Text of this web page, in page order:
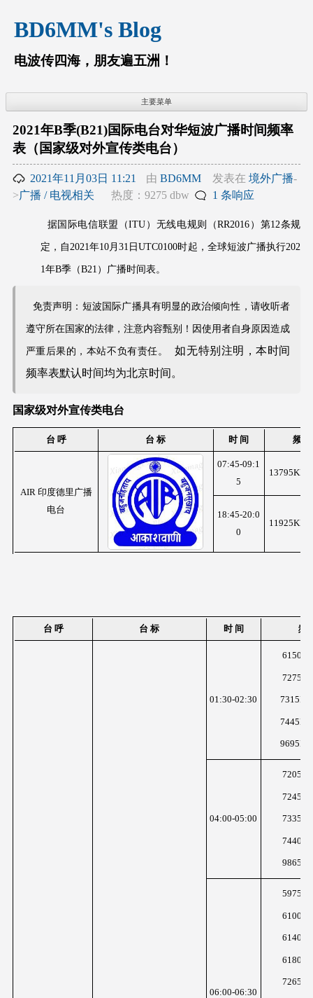
BD6MM's Blog
电波传四海，朋友遍五洲！
主要菜单
2021年B季(B21)国际电台对华短波广播时间频率
表（国家级对外宣传类电台）
2021年11月03日 11:21 由BD6MM 发表在境外广播-
>广播 / 电视相关 热度：9275 dbw 1 条响应
据国际电信联盟（ITU）无线电规则（RR2016）第12条规
定，自2021年10月31日UTC0100时起，全球短波广播执行202
1年B季（B21）广播时间表。
免责声明：短波国际广播具有明显的政治倾向性，请收听者
遵守所在国家的法律，注意内容甄别！因使用者自身原因造成
严重后果的，本站不负有责任。
如无特别注明，本时间
频率表默认时间均为北京时间。
国家级对外宣传类电台
台 呼 台 标 时 间 频 率
AIR 印度德里广播
电台
07:45-09:1
5
13795KHz
18:45-20:0
0
11925KHz
台 呼 台 标 时 间 频
01:30-02:30
04:00-05:00
06:00-06:30